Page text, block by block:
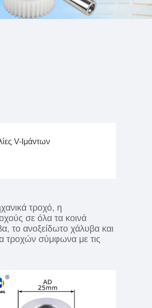
V-Ιμάντων
τροχό, η
σε όλα τα κοινά
το ανοξείδωτο χάλυβα και
τροχών σύμφωνα με τις